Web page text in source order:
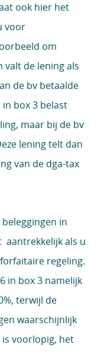
ook hier het
voor
om
valt de lening als
de bv betaalde
box 3 belast
maar bij de bv
lening telt dan
van de dga-tax
in
aantrekkelijk als u
regeling.
in box 3 namelijk
terwijl de
waarschijnlijk
is voorlopig, het